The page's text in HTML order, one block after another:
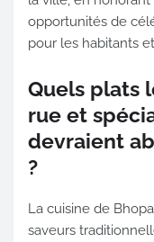
opportunités de
pour les habitants
Quels plats
rue et
devraient
?
La cuisine de
saveurs